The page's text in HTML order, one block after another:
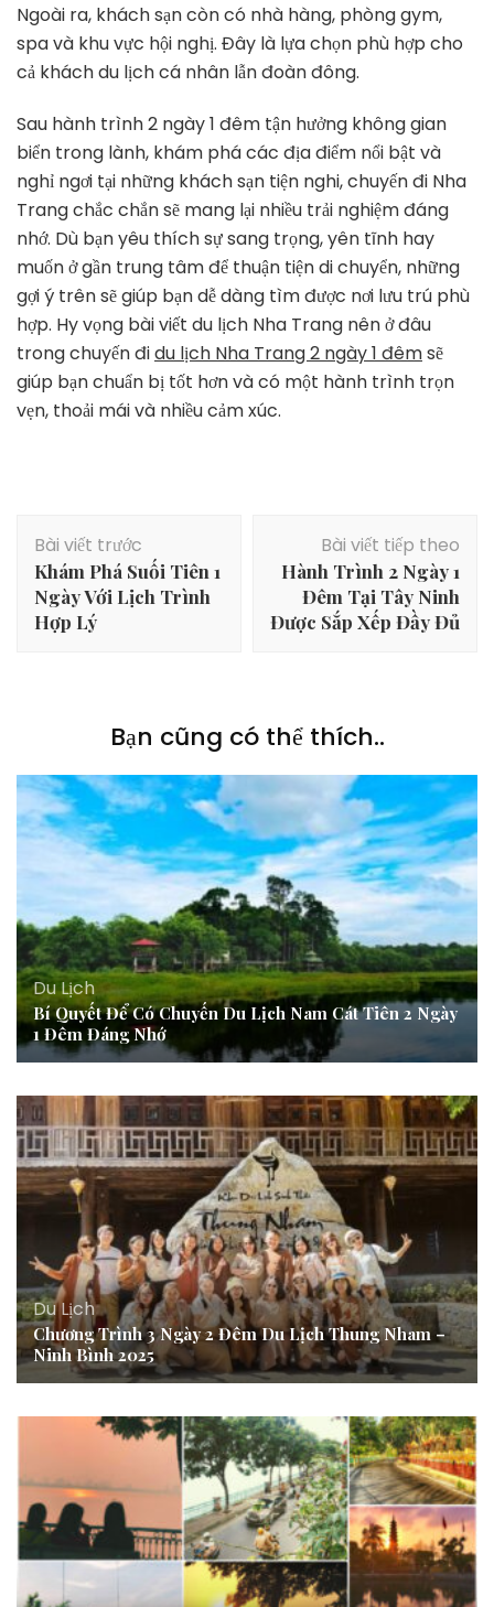
Ngoài ra, khách sạn còn có nhà hàng, phòng gym,
spa và khu vực hội nghị. Đây là lựa chọn phù hợp cho
cả khách du lịch cá nhân lẫn đoàn đông.
Sau hành trình 2 ngày 1 đêm tận hưởng không gian
biển trong lành, khám phá các địa điểm nổi bật và
nghỉ ngơi tại những khách sạn tiện nghi, chuyến đi Nha
Trang chắc chắn sẽ mang lại nhiều trải nghiệm đáng
nhớ. Dù bạn yêu thích sự sang trọng, yên tĩnh hay
muốn ở gần trung tâm để thuận tiện di chuyển, những
gợi ý trên sẽ giúp bạn dễ dàng tìm được nơi lưu trú phù
hợp. Hy vọng bài viết du lịch Nha Trang nên ở đâu
trong chuyến đidu lịch Nha Trang 2 ngày 1 đêmsẽ
giúp bạn chuẩn bị tốt hơn và có một hành trình trọn
vẹn, thoải mái và nhiều cảm xúc.
hướng
bài
viết
Bài viết trước
Khám Phá Suối Tiên 1
Ngày Với Lịch Trình
Hợp Lý
Bài viết tiếp theo
Hành Trình 2 Ngày 1
Đêm Tại Tây Ninh
Được Sắp Xếp Đầy Đủ
Bạn cũng có thể thích..
Du Lịch
Bí Quyết Để Có Chuyến Du Lịch Nam Cát Tiên 2 Ngày
1 Đêm Đáng Nhớ
Du Lịch
Chương Trình 3 Ngày 2 Đêm Du Lịch Thung Nham –
Ninh Bình 2025